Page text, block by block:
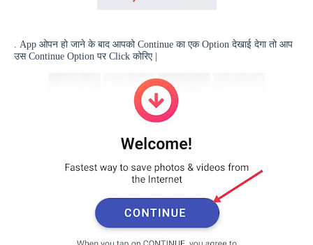
. App ओपन हो जाने के बाद आपको Continue का एक Option देखाई देगा तो आप
उस Continue Option पर Click कोरिए |